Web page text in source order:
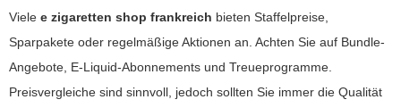
Viele e zigaretten shop frankreich bieten Staffelpreise,
Sparpakete oder regelmäßige Aktionen an. Achten Sie auf Bundle-
Angebote, E-Liquid-Abonnements und Treueprogramme.
Preisvergleiche sind sinnvoll, jedoch sollten Sie immer die Qualität